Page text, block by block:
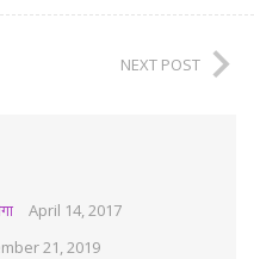
NEXT POST
April 14, 2017
21, 2019